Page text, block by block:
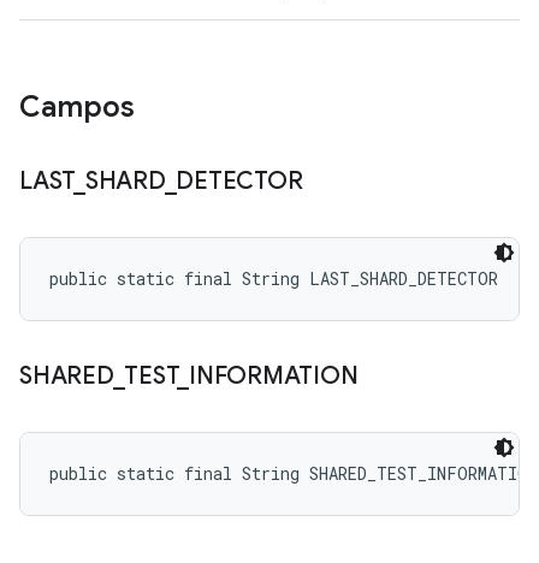
Campos
LAST_ SHARD_ DETECTOR
public static final String LAST_SHARD_DETECTOR
SHARED_ TEST_ INFORMATION
public static final String SHARED_TEST_INFORMATION